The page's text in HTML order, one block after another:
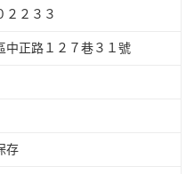
２２３３
中正路１２７巷３１號
存